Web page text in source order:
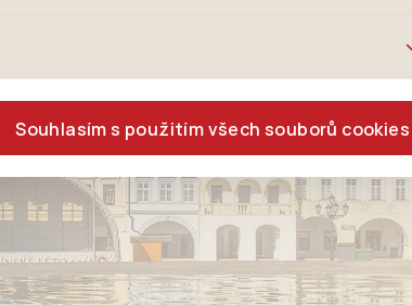
webu vašim potřebám a zájmům, což
přímo přizpůsobit vašim preferencím, což vám
či jiným nedůležitým nabídkám.
Souhlasím s použitím všech souborů cookies